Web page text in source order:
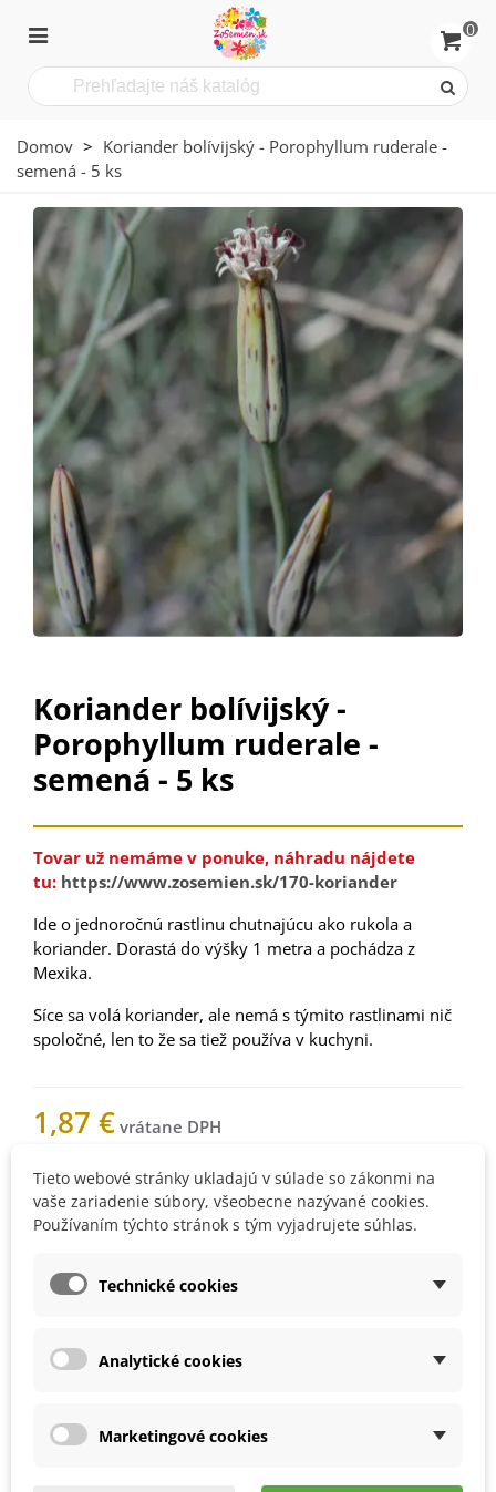
0
Domov > Koriander bolívijský - Porophyllum ruderale -
semená - 5 ks
Koriander bolívijský -
Porophyllum ruderale -
semená - 5 ks
Tovar už nemáme v ponuke, náhradu nájdete
tu: https://www.zosemien.sk/170-koriander
Ide o jednoročnú rastlinu chutnajúcu ako rukola a
koriander. Dorastá do výšky 1 metra a pochádza z
Mexika.
Síce sa volá koriander, ale nemá s týmito rastlinami nič
spoločné, len to že sa tiež používa v kuchyni.
1,87 €
Nemáme na sklade
Upozorníme vás, keď bude
1003335Z
Tieto webové stránky ukladajú v súlade so zákonmi na
vaše zariadenie súbory, všeobecne nazývané cookies.
Používaním týchto stránok s tým vyjadrujete súhlas.
Technické cookies
Analytické cookies
Marketingové cookies